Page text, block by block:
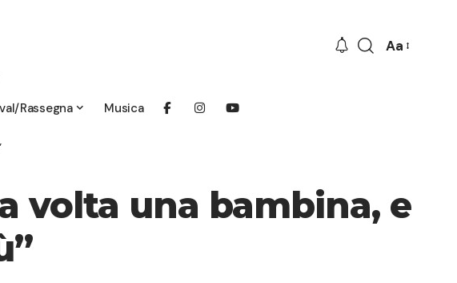
Font
Aa
Rassegna Musica
volta una bambina, e